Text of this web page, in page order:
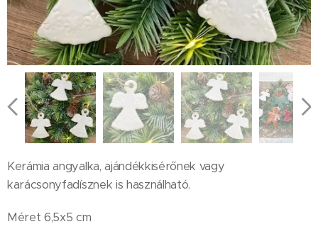
Kerámia angyalka, ajándékkisérőnek vagy
karácsonyfadísznek is használható.
Méret 6,5x5 cm